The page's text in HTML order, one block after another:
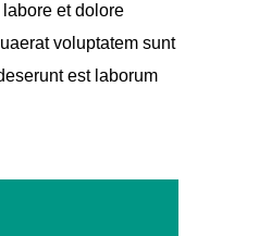
et dolore
voluptatem sunt
est laborum